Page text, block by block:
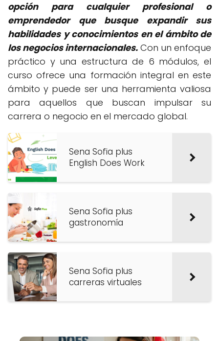
opción para cualquier profesional o
emprendedor que busque expandir sus
habilidades y conocimientos en el ámbito de
los negocios internacionales. Con un enfoque
práctico y una estructura de 6 módulos, el
curso ofrece una formación integral en este
ámbito y puede ser una herramienta valiosa
para aquellos que buscan impulsar su
carrera o negocio en el mercado global.
Sena Sofia plus
English Does Work
Sena Sofia plus
gastronomía
Sena Sofia plus
carreras virtuales